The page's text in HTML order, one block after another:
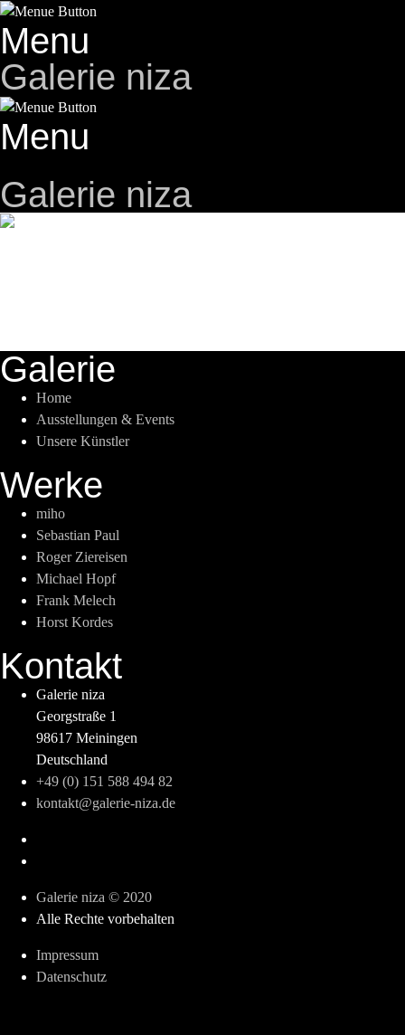
Menu
Galerie niza
Menu
Galerie niza
Galerie
Home
Ausstellungen & Events
Unsere Künstler
Werke
miho
Sebastian Paul
Roger Ziereisen
Michael Hopf
Frank Melech
Horst Kordes
Kontakt
Galerie niza
Georgstraße 1
98617 Meiningen
Deutschland
+49 (0) 151 588 494 82
kontakt@galerie-niza.de
Galerie niza © 2020
Alle Rechte vorbehalten
Impressum
Datenschutz